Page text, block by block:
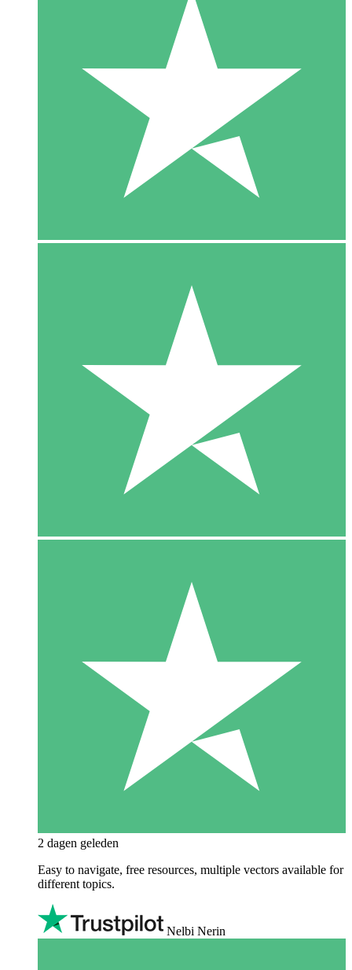
2 dagen geleden
Easy to navigate, free resources, multiple vectors available for
different topics.
Nelbi Nerin